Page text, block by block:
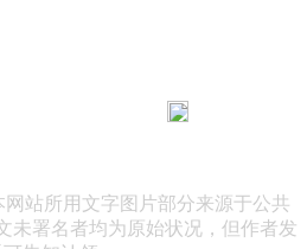
站所用文字图片部分来源于公共
未署名者均为原始状况，但作者发